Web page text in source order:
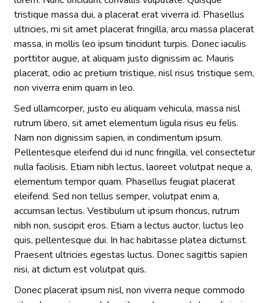
tristique massa dui, a placerat erat viverra id. Phasellus
ultricies, mi sit amet placerat fringilla, arcu massa placerat
massa, in mollis leo ipsum tincidunt turpis. Donec iaculis
porttitor augue, at aliquam justo dignissim ac. Mauris
placerat, odio ac pretium tristique, nisl risus tristique sem,
non viverra enim quam in leo.
Sed ullamcorper, justo eu aliquam vehicula, massa nisl
rutrum libero, sit amet elementum ligula risus eu felis.
Nam non dignissim sapien, in condimentum ipsum.
Pellentesque eleifend dui id nunc fringilla, vel consectetur
nulla facilisis. Etiam nibh lectus, laoreet volutpat neque a,
elementum tempor quam. Phasellus feugiat placerat
eleifend. Sed non tellus semper, volutpat enim a,
accumsan lectus. Vestibulum ut ipsum rhoncus, rutrum
nibh non, suscipit eros. Etiam a lectus auctor, luctus leo
quis, pellentesque dui. In hac habitasse platea dictumst.
Praesent ultricies egestas luctus. Donec sagittis sapien
nisi, at dictum est volutpat quis.
Donec placerat ipsum nisl, non viverra neque commodo